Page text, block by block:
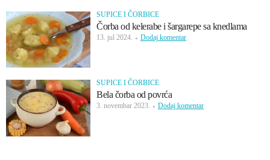
SUPICE I ČORBICE
Čorba od kelerabe i šargarepe sa knedlama
13. jul 2024. Dodaj komentar
SUPICE I ČORBICE
Bela čorba od povrća
3. novembar 2023. Dodaj komentar